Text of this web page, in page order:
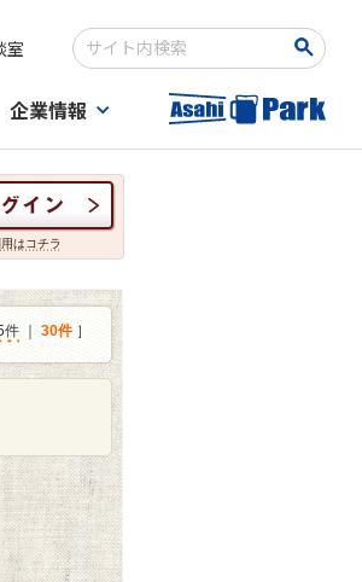
室
検索キーワード入力
企業情報
はコチラ
件 30件 ］